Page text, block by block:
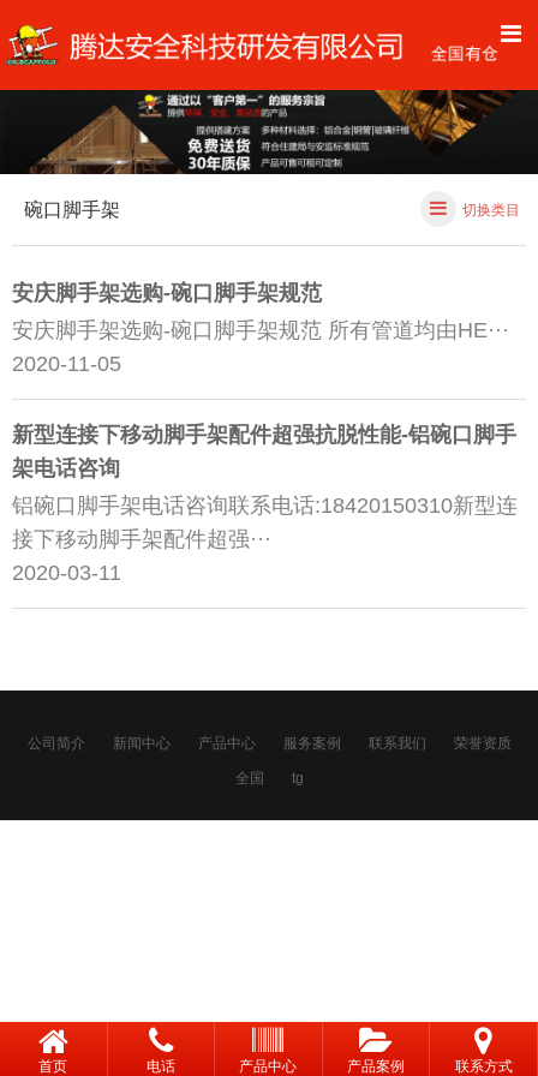
碗口脚手架 切换类目
安庆脚手架选购-碗口脚手架规范
安庆脚手架选购-碗口脚手架规范 所有管道均由HE···
2020-11-05
新型连接下移动脚手架配件超强抗脱性能-铝碗口脚手
架电话咨询
铝碗口脚手架电话咨询联系电话:18420150310新型连
接下移动脚手架配件超强···
2020-03-11
公司简介 新闻中心 产品中心 服务案例 联系我们 荣誉资质
全国 tg
首页 电话 产品中心 产品案例 联系方式